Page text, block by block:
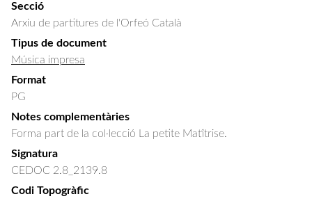
Secció
Arxiu de partitures de l'Orfeó Català
Tipus de document
Música impresa
Format
PG
Notes complementàries
Forma part de la col·lecció La petite Matîtrise.
Signatura
CEDOC 2.8_2139.8
Codi Topogràfic